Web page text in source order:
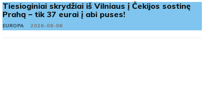
Tiesioginiai skrydžiai iš Vilniaus į Čekijos sostinę
Prahą – tik 37 eurai į abi puses!
EUROPA 2026-08-06